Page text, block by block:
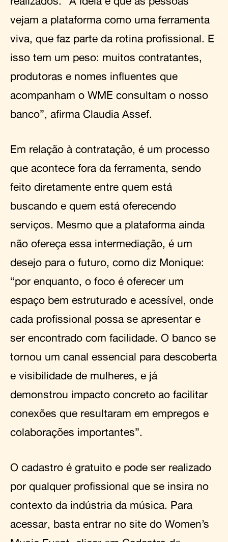
vejam a plataforma como uma ferramenta
viva, que faz parte da rotina profissional. E
isso tem um peso: muitos contratantes,
produtoras e nomes influentes que
acompanham o WME consultam o nosso
banco”, afirma Claudia Assef.
Em relação à contratação, é um processo
que acontece fora da ferramenta, sendo
feito diretamente entre quem está
buscando e quem está oferecendo
serviços. Mesmo que a plataforma ainda
não ofereça essa intermediação, é um
desejo para o futuro, como diz Monique:
“por enquanto, o foco é oferecer um
espaço bem estruturado e acessível, onde
cada profissional possa se apresentar e
ser encontrado com facilidade. O banco se
tornou um canal essencial para descoberta
e visibilidade de mulheres, e já
demonstrou impacto concreto ao facilitar
conexões que resultaram em empregos e
colaborações importantes”.
O cadastro é gratuito e pode ser realizado
por qualquer profissional que se insira no
contexto da indústria da música. Para
acessar, basta entrar no site do Women’s